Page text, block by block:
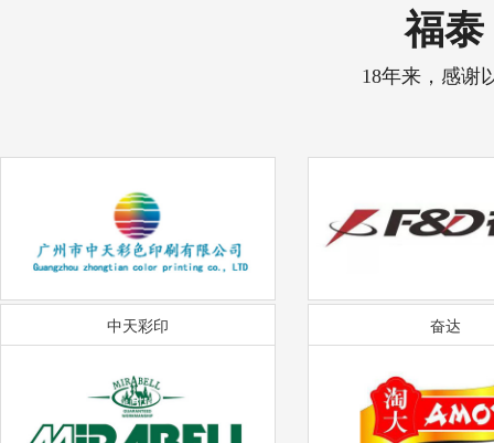
福泰
18年来，感谢
中天彩印 奋达